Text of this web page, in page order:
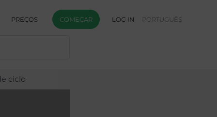
PREÇOS COMEÇAR LOG IN PORTUGUÊS
ciclo